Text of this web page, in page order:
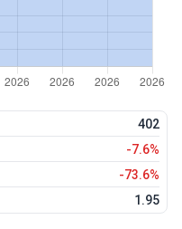
402
-7.6%
-73.6%
1.95